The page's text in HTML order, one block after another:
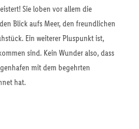
Sie loben vor allem die
Blick aufs Meer, den freundlichen
Ein weiterer Pluspunkt ist,
sind. Kein Wunder also, dass
mit dem begehrten
hat.